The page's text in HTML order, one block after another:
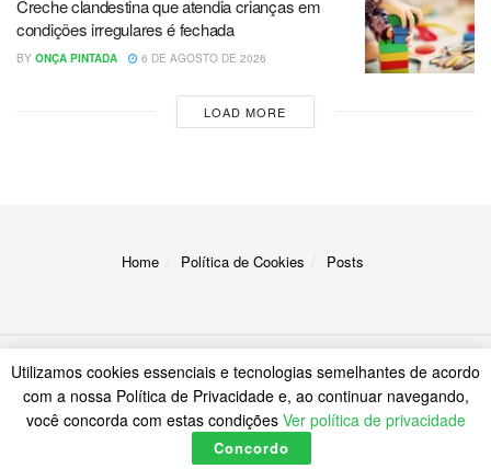
Creche clandestina que atendia crianças em
condições irregulares é fechada
BY ONÇA PINTADA 6 DE AGOSTO DE 2026
LOAD MORE
Home Política de Cookies Posts
© 2023A Onça
Utilizamos cookies essenciais e tecnologias semelhantes de acordo
com a nossa Política de Privacidade e, ao continuar navegando,
você concorda com estas condições Ver política de privacidade
Concordo